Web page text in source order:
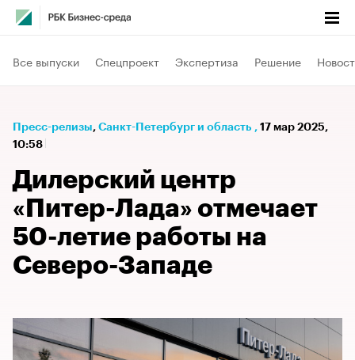
Все выпуски Спецпроект Экспертиза Решение
Пресс-релизы⁠, Санкт-Петербург и область , 17 мар 2025,
10:58
Дилерский центр
«Питер-Лада» отмечает
50-летие работы на
Северо-Западе